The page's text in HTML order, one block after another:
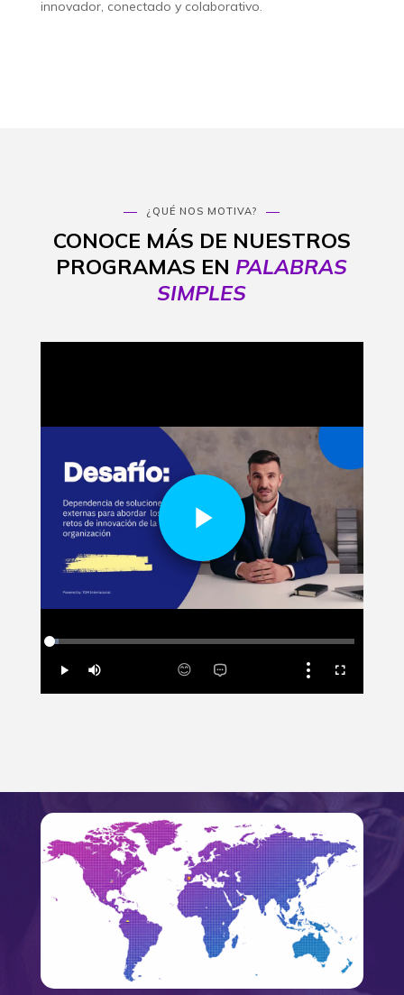
innovador, conectado y colaborativo.
¿QUÉ NOS MOTIVA?
CONOCE MÁS DE NUESTROS
PROGRAMAS EN PALABRAS
SIMPLES